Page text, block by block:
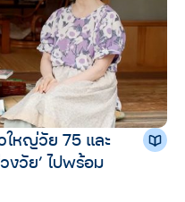
ใหญ่วัย 75 และ
งวัย’ ไปพร้อม